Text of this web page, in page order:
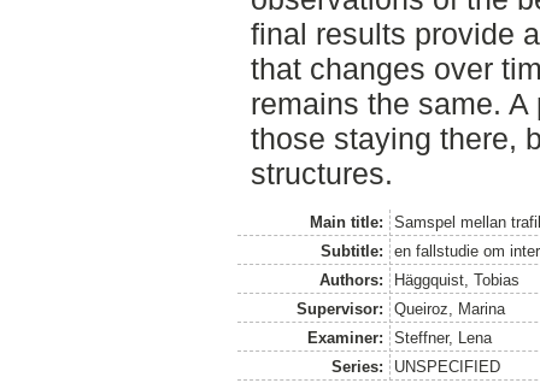
final results provide
that changes over
remains the same.
those staying there,
structures.
Main title:
Samspel mellan
Subtitle:
en fallstudie om
Authors:
Häggquist, Tobias
Supervisor:
Queiroz, Marina
Examiner:
Steffner, Lena
Series:
UNSPECIFIED